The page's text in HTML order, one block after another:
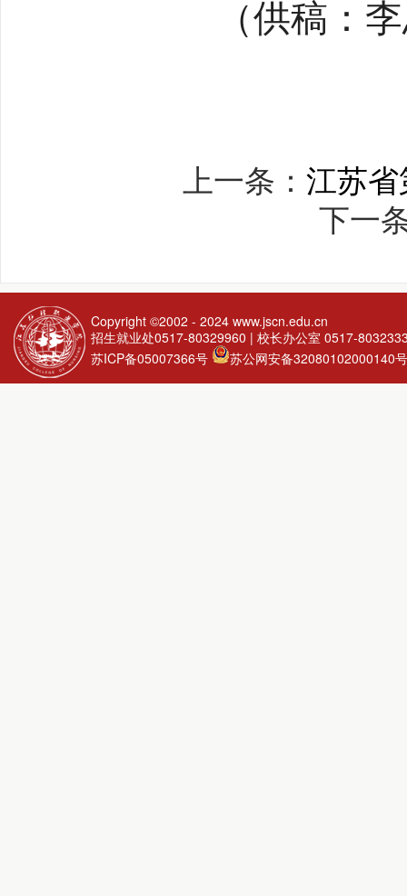
（供稿：
上一条： 江苏
下一
Copyright ©2002 - 2024 www.jscn.edu.cn
招生就业处0517-80329960 | 校长办公室 0517-
苏ICP备05007366号
苏公网安备32080102000140号